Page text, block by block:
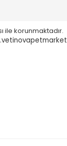
ile korunmaktadır.